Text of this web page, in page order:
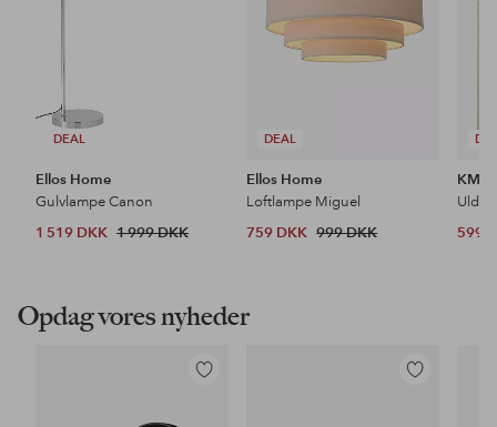
DEAL
Ellos Home
Gulvlampe Canon
1 519 DKK 1 999 DKK
DEAL
Ellos Home
Loftlampe Miguel
759 DKK 999 DKK
KM
599
Opdag vores nyheder
Tilføj
Tilføj